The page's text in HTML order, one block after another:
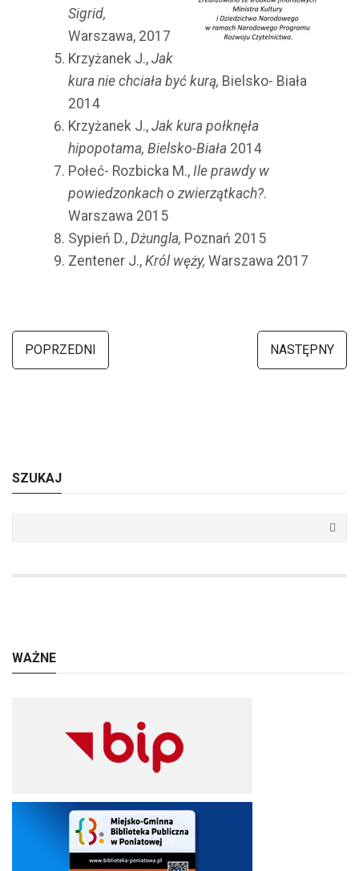
Sigrid,
Warszawa, 2017
Krzyżanek J., Jak
kura nie chciała być kurą, Bielsko- Biała
2014
Krzyżanek J., Jak kura połknęła
hipopotama, Bielsko-Biała 2014
Połeć- Rozbicka M., Ile prawdy w
powiedzonkach o zwierzątkach?.
Warszawa 2015
Sypień D., Dżungla, Poznań 2015
Zentener J., Król węży, Warszawa 2017
POPRZEDNI NASTĘPNY
SZUKAJ
WAŻNE